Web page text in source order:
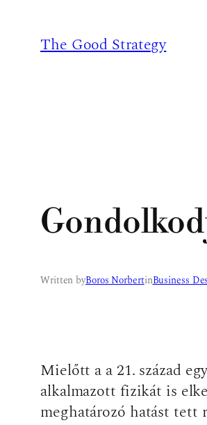
tartalomhoz
The Good Strategy
Written byBoros NorbertinBusiness
Mielőtt a a 21. század
alkalmazott fizikát is
meghatározó hatást tett